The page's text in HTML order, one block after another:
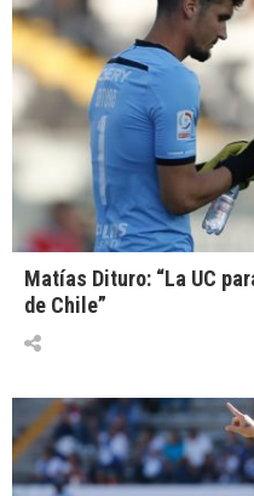
Matías Dituro: “La UC
de Chile”